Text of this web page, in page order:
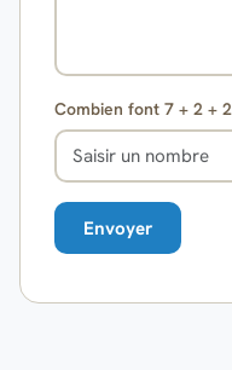
Combien font 7 + 2 + 2